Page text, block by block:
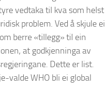
vedtaka til kva som helst
problem. Ved å skjule ei
berre «tillegg» til ein
at godkjenninga av
Dette er list.
valde WHO bli ei global